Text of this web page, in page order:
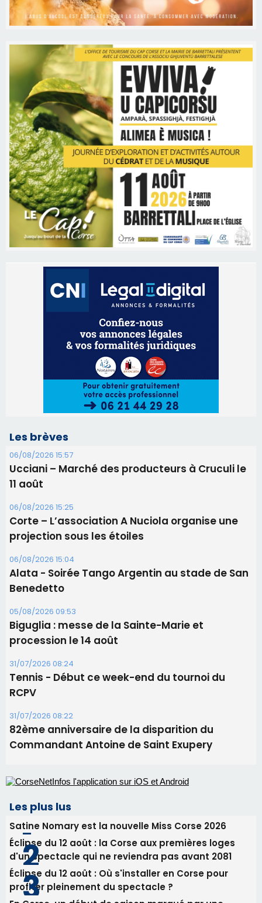
Les brèves
Ucciani – Marché des producteurs à Cruculi le
Corte – L’association A Nuciola organise une
projection sous les étoiles
Alata - Soirée Tango Argentin au stade de San
Benedetto
05/08/2026 09:53
Biguglia : messe de la Sainte-Marie et
procession le 14 août
31/07/2026 08:24
Tennis - Début ce week-end du tournoi du
RCPV
31/07/2026 08:22
82ème anniversaire de la disparition du
Commandant Antoine de Saint Exupery
Les plus lus
Satine Nomary est la nouvelle Miss Corse 2026
d'un spectacle qui ne reviendra pas avant 2081
Éclipse du 12 août : Où s'installer en Corse pour
profiter pleinement du spectacle ?
consommation en recul dans les restaurants
face à une nouvelle escroquerie au faux vendeur de
vin
Newsletter